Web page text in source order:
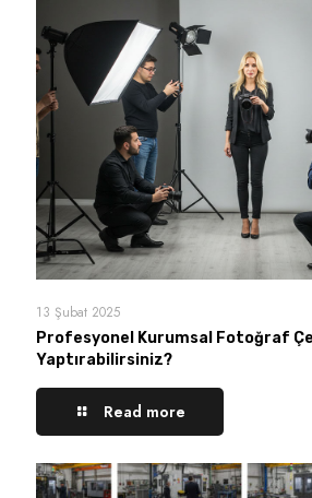
13 Şubat 2025
Profesyonel Kurumsal Fotoğraf
Yaptırabilirsiniz?
Read more